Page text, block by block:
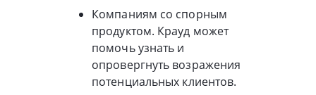
Компаниям со спорным
продуктом. Крауд может
помочь узнать и
опровергнуть возражения
потенциальных клиентов.